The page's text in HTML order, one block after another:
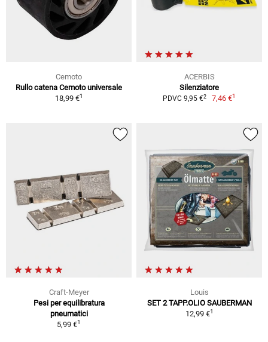
Cemoto
Rullo catena Cemoto universale
18,99 €1
ACERBIS
Silenziatore
PDVC 9,95 €2 7,46 €1
Craft-Meyer
Pesi per equilibratura
pneumatici
5,99 €1
Louis
SET 2 TAPP.OLIO SAUBERMAN
12,99 €1